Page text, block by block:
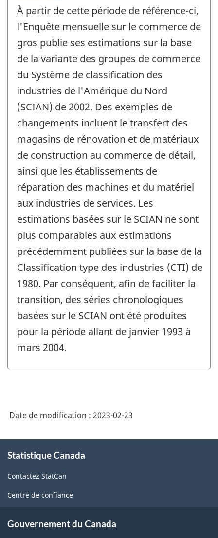
de
référence
de
changement
-
À partir de cette période de référence-ci,
l'Enquête mensuelle sur le commerce de
gros publie ses estimations sur la base
de la variante des groupes de commerce
du Système de classification des
industries de l'Amérique du Nord
(SCIAN) de 2002. Des exemples de
changements incluent le transfert des
magasins de rénovation et de matériaux
de construction au commerce de détail,
ainsi que les établissements de
réparation des machines et du matériel
aux industries de services. Les
estimations basées sur le SCIAN ne sont
plus comparables aux estimations
précédemment publiées sur la base de la
Classification type des industries (CTI) de
1980. Par conséquent, afin de faciliter la
transition, des séries chronologiques
basées sur le SCIAN ont été produites
pour la période allant de janvier 1993 à
mars 2004.
Date de modification : 2023-02-23
propos
ce
site
Statistique Canada
Contactez StatCan
Centre de confiance
Gouvernement du Canada